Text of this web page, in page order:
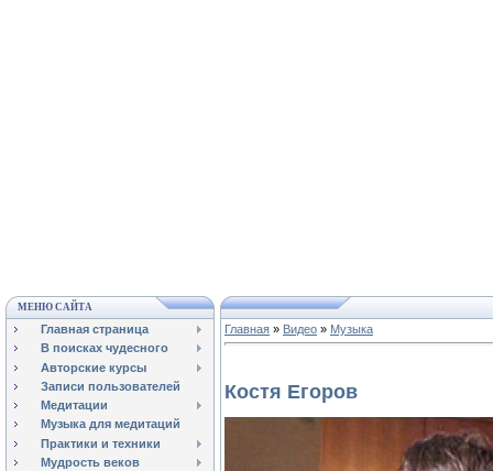
МЕНЮ САЙТА
Главная страница
В поисках чудесного
Авторские курсы
Записи пользователей
Медитации
Музыка для медитаций
Практики и техники
Мудрость веков
Главная » Видео » Музыка
Костя Егоров